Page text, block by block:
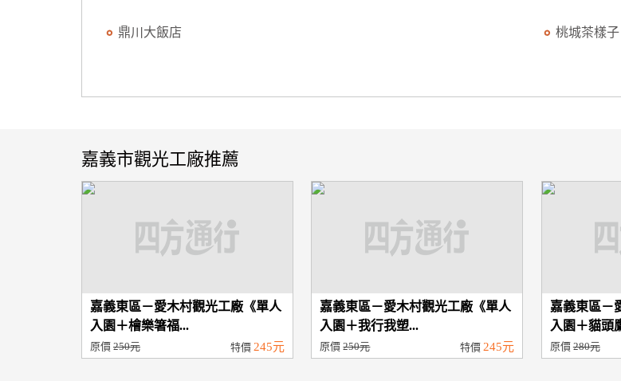
鼎川大飯店 桃城茶樣子
嘉義市觀光工廠推薦
嘉義東區－愛木村觀光工廠《單人
入園＋檜樂箸福...
原價 250元 特價 245元
嘉義東區－愛木村觀光工廠《單人
入園＋我行我塑...
原價250元 特價245元
嘉義東區－
入園＋貓頭
原價280元